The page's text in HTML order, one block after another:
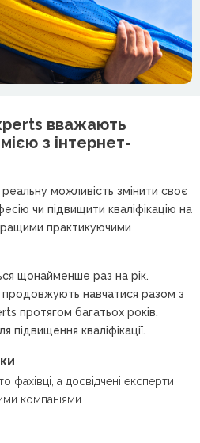
вважають
з інтернет-
можливість змінити своє
чи підвищити кваліфікацію на
практикуючими
щонайменше раз на рік.
продовжують навчатися разом з
протягом багатьох років,
підвищення кваліфікації.
фахівці, а досвідчені експерти,
компаніями.